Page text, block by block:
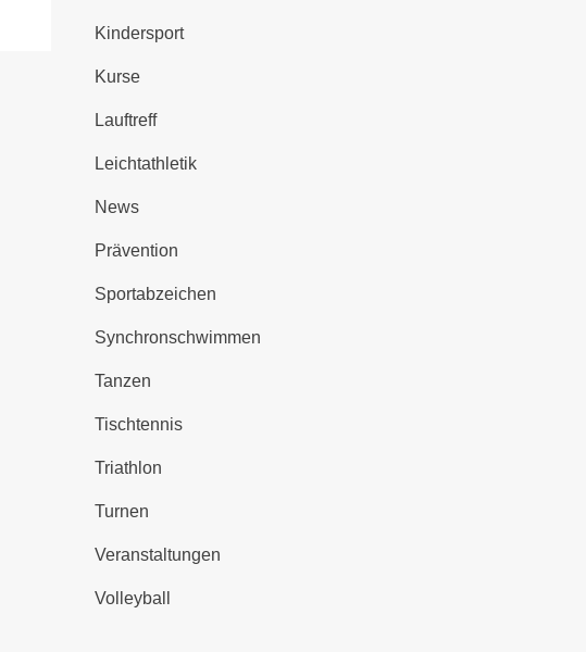
Kindersport
Kurse
Lauftreff
Leichtathletik
News
Prävention
Sportabzeichen
Synchronschwimmen
Tanzen
Tischtennis
Triathlon
Turnen
Veranstaltungen
Volleyball